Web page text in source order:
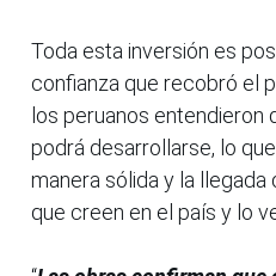
Toda esta inversión es
confianza que recobró el
los peruanos entendieron
podrá desarrollarse, lo
manera sólida y la
que creen en el país y lo